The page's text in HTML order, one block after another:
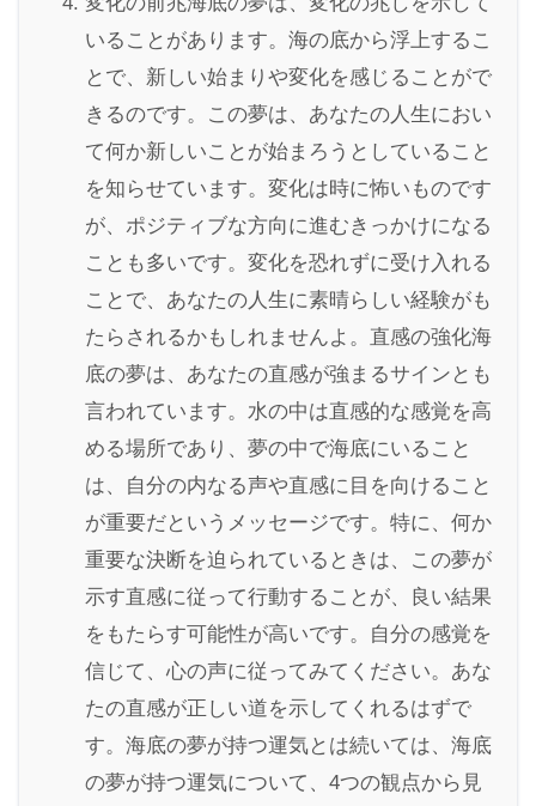
いることがあります。海の底から浮上するこ
とで、新しい始まりや変化を感じることがで
きるのです。この夢は、あなたの人生におい
て何か新しいことが始まろうとしていること
を知らせています。変化は時に怖いものです
が、ポジティブな方向に進むきっかけになる
ことも多いです。変化を恐れずに受け入れる
ことで、あなたの人生に素晴らしい経験がも
たらされるかもしれませんよ。直感の強化海
底の夢は、あなたの直感が強まるサインとも
言われています。水の中は直感的な感覚を高
める場所であり、夢の中で海底にいること
は、自分の内なる声や直感に目を向けること
が重要だというメッセージです。特に、何か
重要な決断を迫られているときは、この夢が
示す直感に従って行動することが、良い結果
をもたらす可能性が高いです。自分の感覚を
信じて、心の声に従ってみてください。あな
たの直感が正しい道を示してくれるはずで
す。海底の夢が持つ運気とは続いては、海底
の夢が持つ運気について、4つの観点から見